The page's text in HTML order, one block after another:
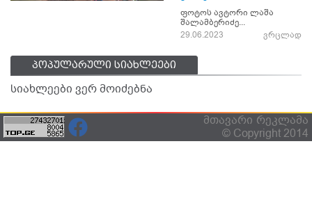
ფოტოს ავტორი ლაშა
შალამბერიძე...
29.06.2023
ვრცლად
პოპულარული სიახლეები
სიახლეები ვერ მოიძებნა
მთავარი რეკლამა
© Copyright 2014